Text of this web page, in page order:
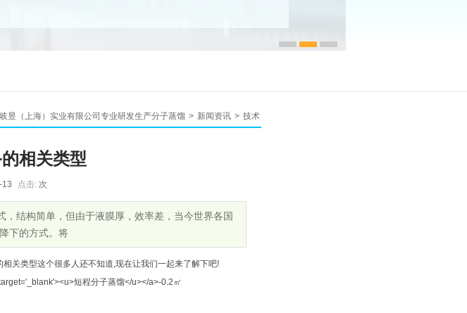
岐昱（上海）实业有限公司专业研发生产分子蒸馏 > 新闻资讯 > 技术
相关类型
13 点击: 次
结构简单，但由于液膜厚，效率差，当今世界各国
下的方式。将
类型这个很多人还不知道,现在让我们一起来了解下吧!